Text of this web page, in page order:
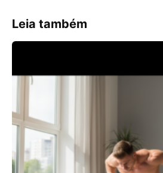
Leia também